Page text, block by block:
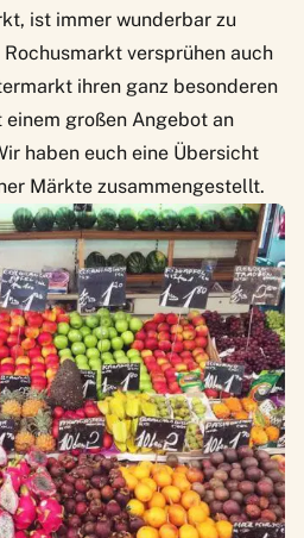
ist immer wunderbar zu
versprühen auch
ihren ganz besonderen
großen Angebot an
haben euch eine Übersicht
Märkte zusammengestellt.